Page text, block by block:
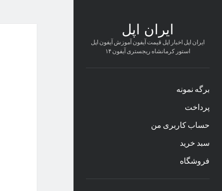
ایران اپل
ایران اپل اخبار اپل قیمت آیفون آموزش آیفون اپل
استور کرمانشاه ریجستری آیفون ۱۴
برگه نمونه
پرداخت
حساب کاربری من
سبد خرید
فروشگاه